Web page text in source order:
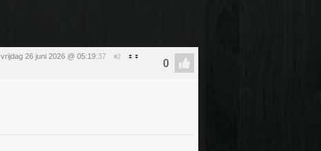
vrijdag 26 juni 2026 @ 05:19:37 #2